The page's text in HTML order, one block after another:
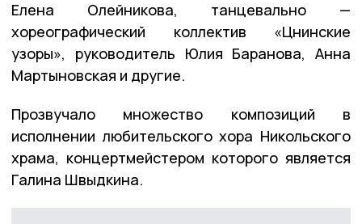
Елена Олейникова, танцевально —
хореографический коллектив «Цнинские
узоры», руководитель Юлия Баранова, Анна
Мартыновская и другие.
Прозвучало множество композиций в
исполнении любительского хора Никольского
храма, концертмейстером которого является
Галина Швыдкина.